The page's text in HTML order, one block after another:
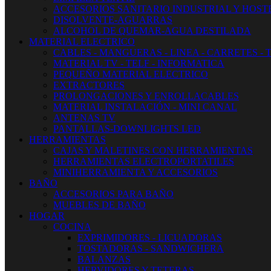
ACCESORIOS SANITARIO INDUSTRIAL Y
DISOLVENTE-AGUARRAS
ALCOHOL DE QUEMAR-AGUA DESTILADA
MATERIAL ELECTRICO
CABLES - MANGUERAS - LINEA - CARRETES -
MATERIAL TV - TELF - INFORMATICA
PEQUEÑO MATERIAL ELECTRICO
EXTRACTORES
PROLONGACIONES Y ENROLLACABLES
MATERIAL INSTALACIÓN - MINI CANAL
ANTENAS TV
PANTALLAS-DOWNLIGHTS LED
HERRAMIENTAS
CAJAS Y MALETINES CON HERRAMIENTAS
HERRAMIENTAS ELECTROPORTATILES
MINIHERRAMIENTA Y ACCESORIOS
BAÑO
ACCESORIOS PARA BAÑO
MUEBLES DE BAÑO
HOGAR
COCINA
EXPRIMIDORES - LICUADORAS
TOSTADORAS - SANDWICHERA
BALANZAS